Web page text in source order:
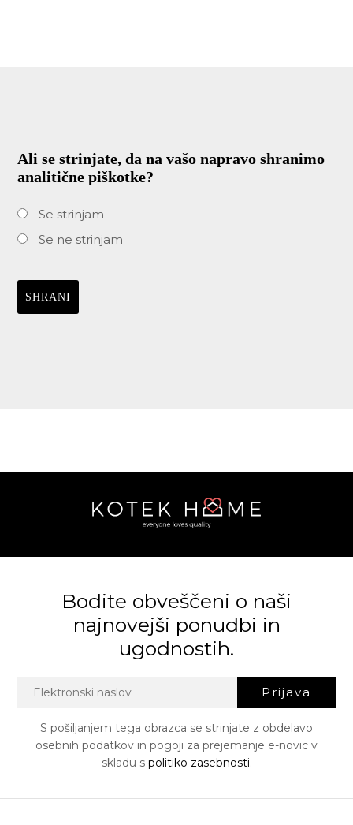
Ali se strinjate, da na vašo napravo shranimo
analitične piškotke?
Se strinjam
Se ne strinjam
Bodite obveščeni o naši
najnovejši ponudbi in
ugodnostih.
Prijava
S pošiljanjem tega obrazca se strinjate z obdelavo
osebnih podatkov in pogoji za prejemanje e-novic v
skladu s politiko zasebnosti.